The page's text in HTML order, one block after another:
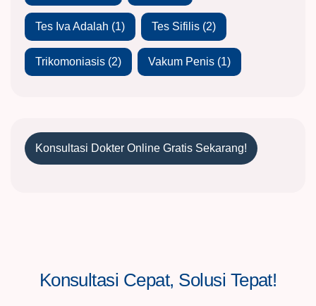
Tes Iva Adalah (1) Tes Sifilis (2)
Trikomoniasis (2) Vakum Penis (1)
Konsultasi Dokter Online Gratis Sekarang!
Konsultasi Cepat, Solusi Tepat!